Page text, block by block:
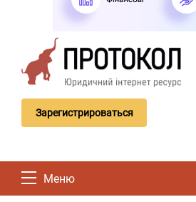
Зарегистрироваться
Меню